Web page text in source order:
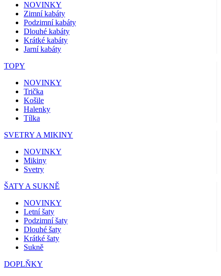
NOVINKY
Zimní kabáty
Podzimní kabáty
Dlouhé kabáty
Krátké kabáty
Jarní kabáty
TOPY
NOVINKY
Trička
Košile
Halenky
Tílka
SVETRY A MIKINY
NOVINKY
Mikiny
Svetry
ŠATY A SUKNĚ
NOVINKY
Letní šaty
Podzimní šaty
Dlouhé šaty
Krátké šaty
Sukně
DOPLŇKY